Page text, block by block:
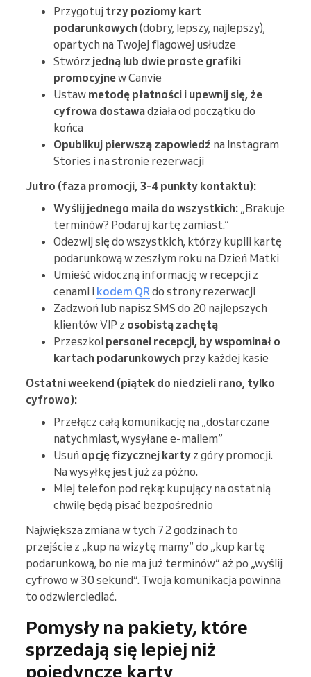
Przygotuj trzy poziomy kart
podarunkowych(dobry, lepszy, najlepszy),
opartych na Twojej flagowej usłudze
Stwórz jedną lub dwie proste grafiki
promocyjnew Canvie
Ustaw metodę płatności i upewnij się, że
cyfrowa dostawadziała od początku do
końca
Opublikuj pierwszą zapowiedź na Instagram
Stories i na stronie rezerwacji
Jutro (faza promocji, 3-4 punkty kontaktu):
Wyślij jednego maila do wszystkich: „Brakuje
terminów? Podaruj kartę zamiast.”
Odezwij się do wszystkich, którzy kupili kartę
podarunkową w zeszłym roku na Dzień Matki
Umieść widoczną informację w recepcji z
cenami i kodem QRdo strony rezerwacji
Zadzwoń lub napisz SMS do 20 najlepszych
klientów VIP z osobistą zachętą
Przeszkol personel recepcji, bywspominał o
kartach podarunkowych przy każdej kasie
Ostatni weekend (piątek do niedzieli rano, tylko
cyfrowo):
Przełącz całą komunikację na „dostarczane
natychmiast, wysyłane e-mailem”
Usuń opcję fizycznej karty z góry promocji.
Na wysyłkę jest już za późno.
Miej telefon pod ręką: kupujący na ostatnią
chwilę będą pisać bezpośrednio
Największa zmiana w tych 72 godzinach to
przejście z „kup na wizytę mamy” do „kup kartę
podarunkową, bo nie ma już terminów” aż po „wyślij
cyfrowo w 30 sekund”. Twoja komunikacja powinna
to odzwierciedlać.
Pomysły na pakiety, które
sprzedają się lepiej niż
pojedyncze karty